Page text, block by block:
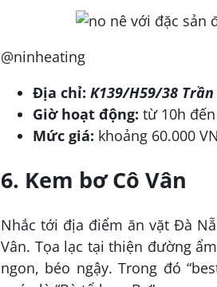
@ninheating
Địa chỉ: K139/H59/38
Giờ hoạt động: từ 10h
Mức giá: khoảng 60.000
6. Kem bơ Cô Vân
Nhắc tới địa điểm ăn vặt Đà
Vân. Tọa lạc tại thiện đường
ngon, béo ngậy. Trong đó